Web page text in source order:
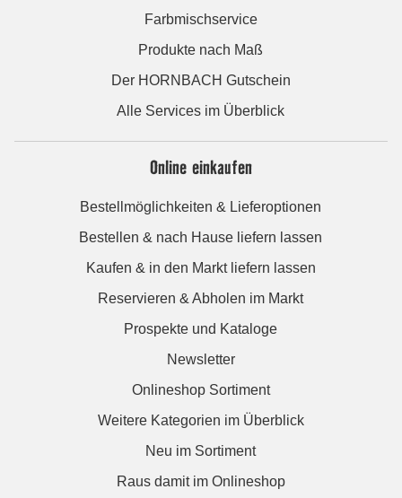
Farbmischservice
Produkte nach Maß
Der HORNBACH Gutschein
Alle Services im Überblick
Online einkaufen
Bestellmöglichkeiten & Lieferoptionen
Bestellen & nach Hause liefern lassen
Kaufen & in den Markt liefern lassen
Reservieren & Abholen im Markt
Prospekte und Kataloge
Newsletter
Onlineshop Sortiment
Weitere Kategorien im Überblick
Neu im Sortiment
Raus damit im Onlineshop